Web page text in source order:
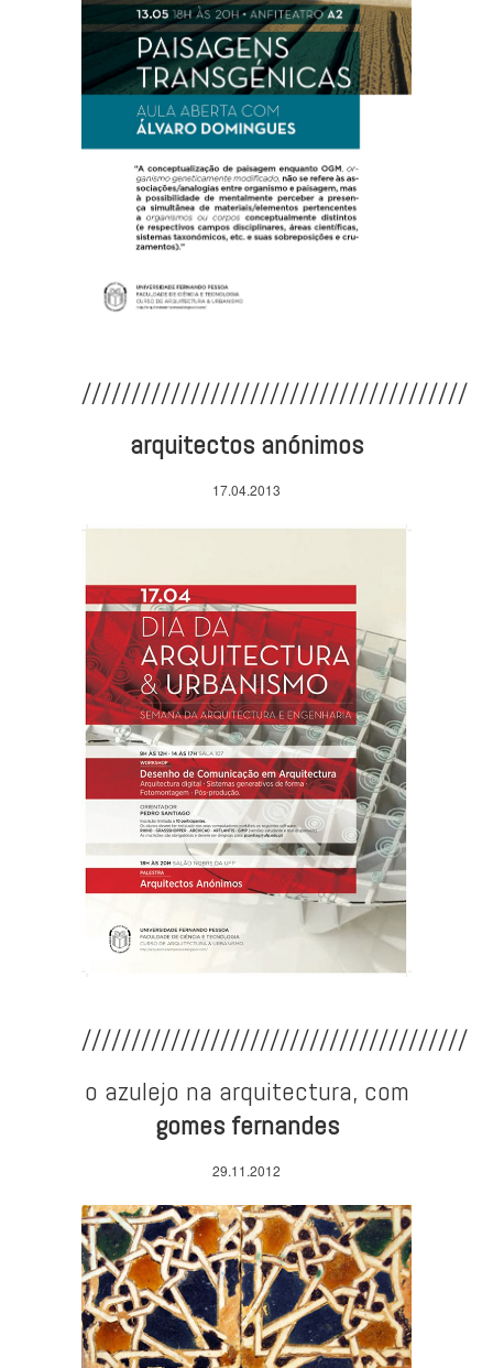
///////////////////////////////////////
arquitectos anónimos
17.04.2013
///////////////////////////////////////
o azulejo na arquitectura, com
gomes fernandes
29.11.2012